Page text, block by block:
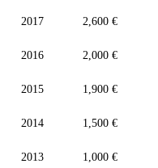
2017 2,600 €
2016 2,000 €
2015 1,900 €
2014 1,500 €
2013 1,000 €